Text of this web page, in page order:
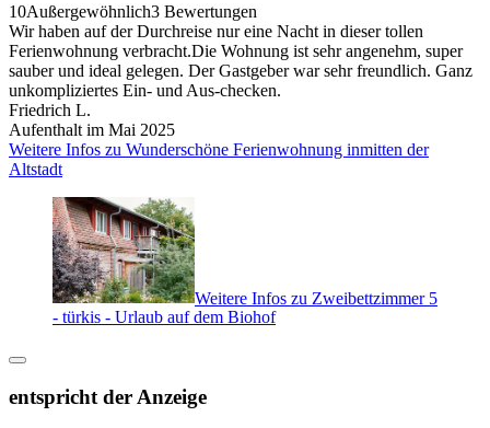
10Außergewöhnlich3 Bewertungen
Wir haben auf der Durchreise nur eine Nacht in dieser tollen
Ferienwohnung verbracht.Die Wohnung ist sehr angenehm, super
sauber und ideal gelegen. Der Gastgeber war sehr freundlich. Ganz
unkompliziertes Ein- und Aus-checken.
Friedrich L.
Aufenthalt im Mai 2025
Weitere Infos zu Wunderschöne Ferienwohnung inmitten der
Altstadt
Weitere Infos zu Zweibettzimmer 5
- türkis - Urlaub auf dem Biohof
entspricht der Anzeige